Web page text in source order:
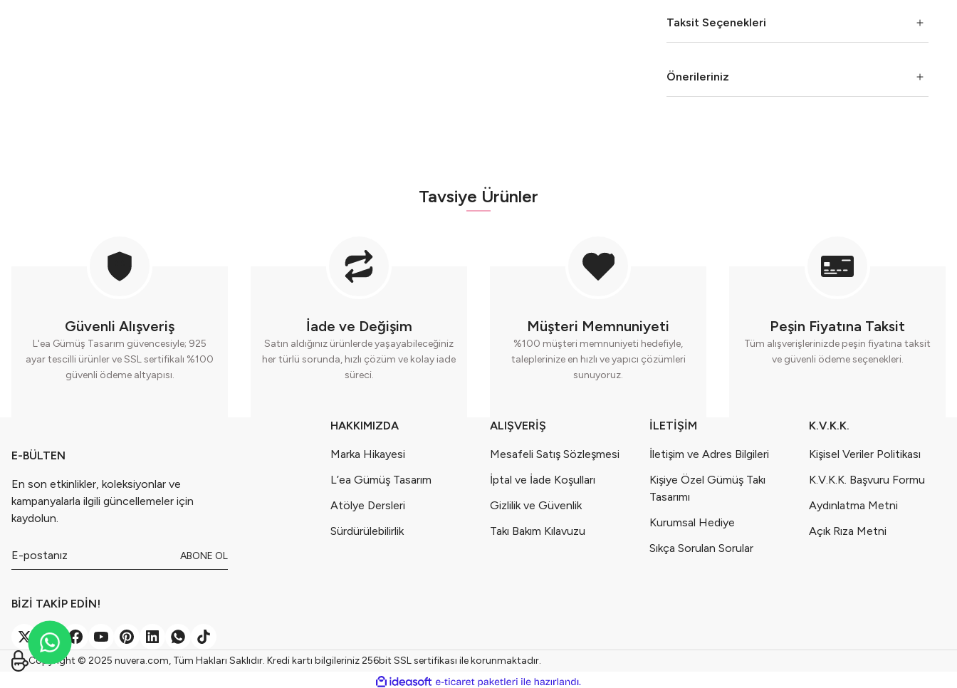
Taksit Seçenekleri
Önerileriniz
Tavsiye Ürünler
Sepete Ekle
Gümüş Küre Sedef Taşlı Küpe
Güvenli Alışveriş
L'ea Gümüş Tasarım güvencesiyle; 925
ayar tescilli ürünler ve SSL sertifikalı %100
güvenli ödeme altyapısı.
İade ve Değişim
Satın aldığınız ürünlerde yaşayabileceğiniz
her türlü sorunda, hızlı çözüm ve kolay iade
süreci.
Müşteri Memnuniyeti
%100 müşteri memnuniyeti hedefiyle,
taleplerinize en hızlı ve yapıcı çözümleri
sunuyoruz.
Peşin Fiyatına Taksit
Tüm alışverişlerinizde peşin fiyatına taksit
ve güvenli ödeme seçenekleri.
E-BÜLTEN
En son etkinlikler, koleksiyonlar ve
kampanyalarla ilgili güncellemeler için
kaydolun.
ABONE OL
BİZİ TAKİP EDİN!
HAKKIMIZDA
Marka Hikayesi
L’ea Gümüş Tasarım
Atölye Dersleri
Sürdürülebilirlik
ALIŞVERİŞ
Mesafeli Satış Sözleşmesi
İptal ve İade Koşulları
Gizlilik ve Güvenlik
Takı Bakım Kılavuzu
İLETİŞİM
İletişim ve Adres Bilgileri
Kişiye Özel Gümüş Takı
Tasarımı
Kurumsal Hediye
Sıkça Sorulan Sorular
K.V.K.K.
Kişisel Veriler Politikası
K.V.K.K. Başvuru Formu
Aydınlatma Metni
Açık Rıza Metni
Copyright © 2025 nuvera.com, Tüm Hakları Saklıdır. Kredi kartı bilgileriniz 256bit SSL sertifikası ile korunmaktadır.
ideasoft e-